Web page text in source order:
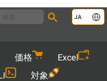
JA
価格
Excel
対象